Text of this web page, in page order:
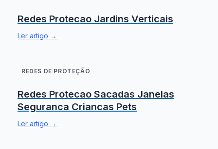
Redes Protecao Jardins Verticais
Ler artigo →
REDES DE PROTEÇÃO
Redes Protecao Sacadas Janelas
Seguranca Criancas Pets
Ler artigo →